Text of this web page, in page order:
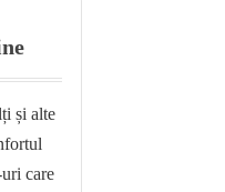
și alte
care